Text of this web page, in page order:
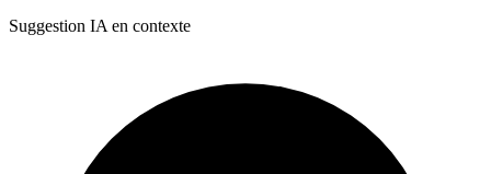
Suggestion IA en contexte